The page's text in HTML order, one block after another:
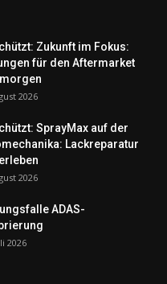
Zukunft im Fokus:
für den Aftermarket
2026
SprayMax auf der
Lackreparatur
2026
ADAS-
2026